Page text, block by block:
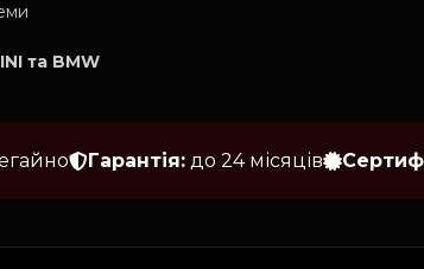
та BMW
Гарантія: до 24 місяців